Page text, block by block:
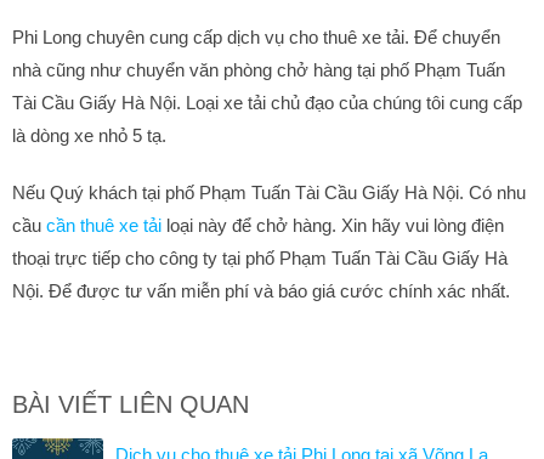
Phi Long chuyên cung cấp dịch vụ cho thuê xe tải. Để chuyển
nhà cũng như chuyển văn phòng chở hàng tại phố Phạm Tuấn
Tài Cầu Giấy Hà Nội. Loại xe tải chủ đạo của chúng tôi cung cấp
là dòng xe nhỏ 5 tạ.
Nếu Quý khách tại phố Phạm Tuấn Tài Cầu Giấy Hà Nội. Có nhu
cầu cần thuê xe tải loại này để chở hàng. Xin hãy vui lòng điện
thoại trực tiếp cho công ty tại phố Phạm Tuấn Tài Cầu Giấy Hà
Nội. Để được tư vấn miễn phí và báo giá cước chính xác nhất.
BÀI VIẾT LIÊN QUAN
Dịch vụ cho thuê xe tải Phi Long tại xã Võng La